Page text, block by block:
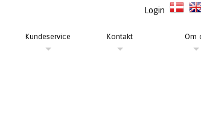
Login
Kundeservice Kontakt Om